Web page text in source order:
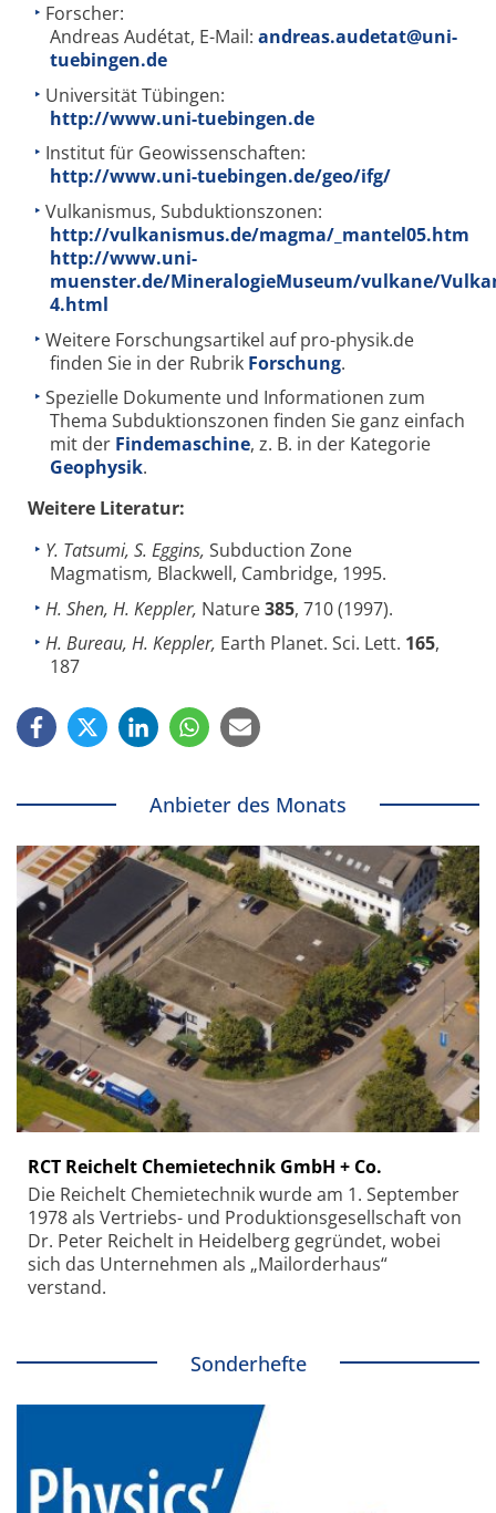
Forscher:
Andreas Audétat, E-Mail: andreas.audetat@uni-
tuebingen.de
Universität Tübingen:
http://www.uni-tuebingen.de
Institut für Geowissenschaften:
http://www.uni-tuebingen.de/geo/ifg/
Vulkanismus, Subduktionszonen:
http://vulkanismus.de/magma/_mantel05.htm
http://www.uni-
muenster.de/MineralogieMuseum/vulkane/
4.html
Weitere Forschungsartikel auf pro-physik.de
finden Sie in der Rubrik Forschung.
Spezielle Dokumente und Informationen zum
Thema Subduktionszonen finden Sie ganz einfach
mit der Findemaschine, z. B. in der Kategorie
Geophysik.
Weitere Literatur:
Y. Tatsumi, S. Eggins, Subduction Zone
Magmatism, Blackwell, Cambridge, 1995.
H. Shen, H. Keppler, Nature385, 710 (1997).
H. Bureau, H. Keppler, Earth Planet. Sci. Lett. 165,
187
Anbieter des Monats
RCT Reichelt Chemietechnik GmbH + Co.
Die Reichelt Chemietechnik wurde am 1. September
1978 als Vertriebs- und Produktionsgesellschaft von
Dr. Peter Reichelt in Heidelberg gegründet, wobei
sich das Unternehmen als „Mailorderhaus“
verstand.
Sonderhefte